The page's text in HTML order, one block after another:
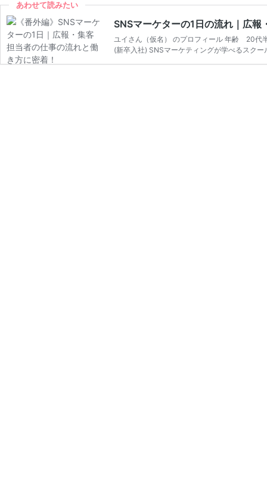
あわせて読みたい
SNSマーケターの1日の流れ｜広
ユイさん（仮名） のプロフィール 年齢 20
(新卒入社) SNSマーケティングが学べるスク